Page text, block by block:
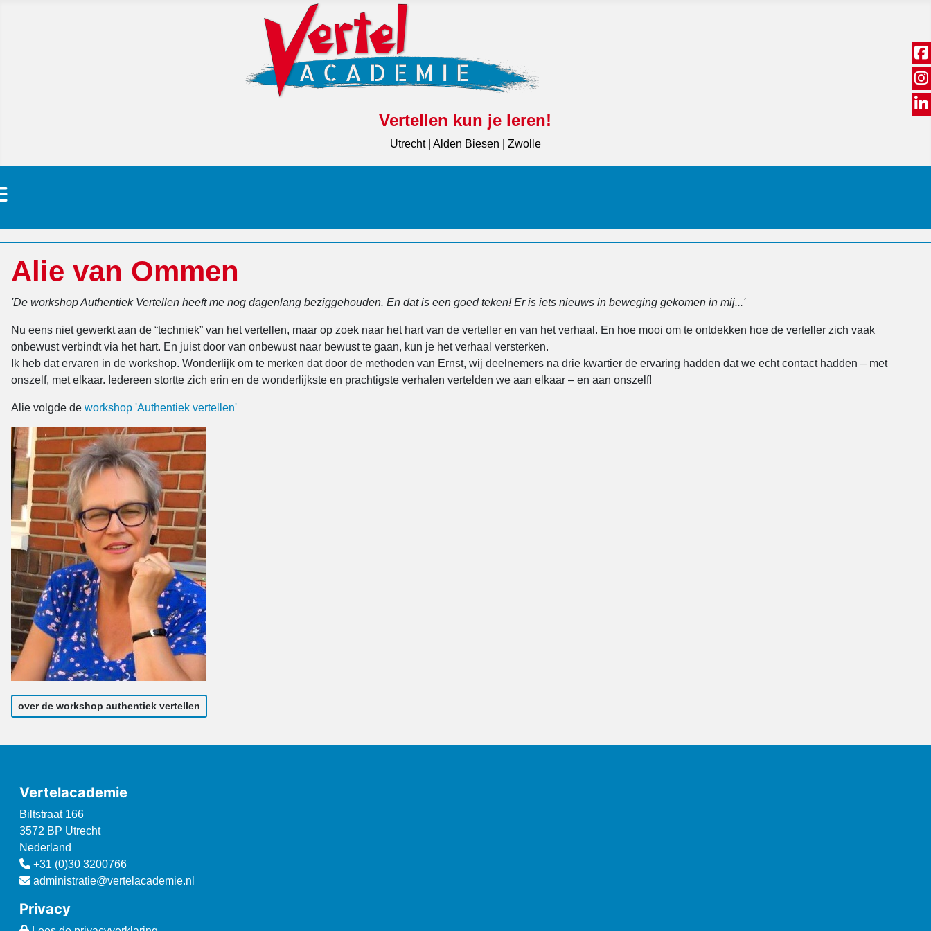
Vertellen kun je leren!
Utrecht | Alden Biesen | Zwolle
Alie van Ommen
'De workshop Authentiek Vertellen heeft me nog dagenlang beziggehouden. En dat is een goed teken! Er is iets nieuws in beweging gekomen in mij...'
Nu eens niet gewerkt aan de “techniek” van het vertellen, maar op zoek naar het hart van de verteller en van het verhaal. En hoe mooi om te ontdekken hoe de verteller zich vaak
onbewust verbindt via het hart. En juist door van onbewust naar bewust te gaan, kun je het verhaal versterken.
Ik heb dat ervaren in de workshop. Wonderlijk om te merken dat door de methoden van Ernst, wij deelnemers na drie kwartier de ervaring hadden dat we echt contact hadden – met
onszelf, met elkaar. Iedereen stortte zich erin en de wonderlijkste en prachtigste verhalen vertelden we aan elkaar – en aan onszelf!
Alie volgde de workshop 'Authentiek vertellen'
over de workshop authentiek vertellen
Vertelacademie
Biltstraat 166
3572 BP Utrecht
Nederland
+31 (0)30 3200766
administratie@vertelacademie.nl
Privacy